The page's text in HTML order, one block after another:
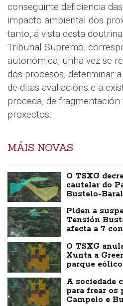
conseguinte deficiencia
impacto ambiental dos
tanto, á vista desta
Tribunal Supremo,
autonómica, unha vez se
dos procesos, determinar
de ditas avaliacións e a
proceda, de
proxectos.
MÁIS NOVAS
O TSXG
cautelar do
Bustelo-
Piden a
Tensión
afecta a 7
O TSXG
Xunta a
parque
A sociedade
para frear os
Campelo e